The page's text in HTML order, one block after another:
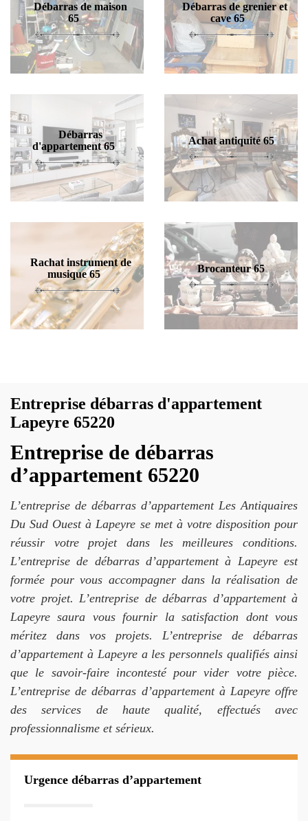
Débarras de maison
65
Débarras de grenier et
cave 65
Débarras
d'appartement 65
Achat antiquité 65
Rachat instrument de
musique 65
Brocanteur 65
Entreprise débarras d'appartement
Lapeyre 65220
Entreprise de débarras
d’appartement 65220
L’entreprise de débarras d’appartement Les Antiquaires
Du Sud Ouest à Lapeyre se met à votre disposition pour
réussir votre projet dans les meilleures conditions.
L’entreprise de débarras d’appartement à Lapeyre est
formée pour vous accompagner dans la réalisation de
votre projet. L’entreprise de débarras d’appartement à
Lapeyre saura vous fournir la satisfaction dont vous
méritez dans vos projets. L’entreprise de débarras
d’appartement à Lapeyre a les personnels qualifiés ainsi
que le savoir-faire incontesté pour vider votre pièce.
L’entreprise de débarras d’appartement à Lapeyre offre
des services de haute qualité, effectués avec
professionnalisme et sérieux.
Urgence débarras d’appartement